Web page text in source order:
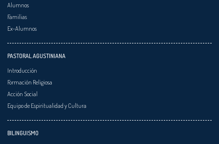
Alumnos
Familias
Ex-Alumnos
PASTORAL AGUSTINIANA
Introducción
Formación Religiosa
Acción Social
Equipo de Espiritualidad y Cultura
BILINGUISMO